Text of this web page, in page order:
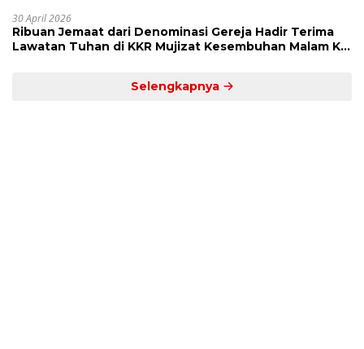
30 April 2026
Ribuan Jemaat dari Denominasi Gereja Hadir Terima
Lawatan Tuhan di KKR Mujizat Kesembuhan Malam Ke
Selengkapnya